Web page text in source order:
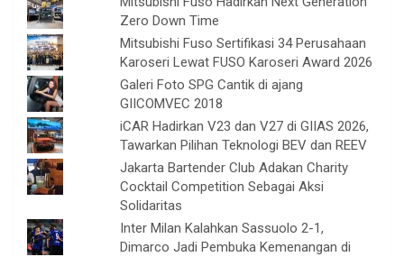
Zero Down Time
Mitsubishi Fuso Sertifikasi 34 Perusahaan
Karoseri Lewat FUSO Karoseri Award 2026
Galeri Foto SPG Cantik di ajang
GIICOMVEC 2018
iCAR Hadirkan V23 dan V27 di GIIAS 2026,
Tawarkan Pilihan Teknologi BEV dan REEV
Jakarta Bartender Club Adakan Charity
Cocktail Competition Sebagai Aksi
Solidaritas
Inter Milan Kalahkan Sassuolo 2-1,
Dimarco Jadi Pembuka Kemenangan di